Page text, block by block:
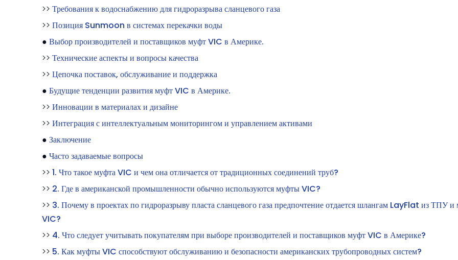
>> Требования к водоснабжению для гидроразрыва сланцевого газа
>> Позиция Sunmoon в системах перекачки воды
● Выбор производителей и поставщиков муфт VIC в Америке.
>> Технические аспекты и вопросы качества
>> Цепочка поставок, обслуживание и поддержка
● Будущие тенденции развития муфт VIC в Америке.
>> Инновации в материалах и дизайне
>> Интеграция с интеллектуальным мониторингом и управлением активами
● Заключение
● Часто задаваемые вопросы
>> 1. Что такое муфта VIC и чем она отличается от традиционных соединений труб?
>> 2. Где в американской промышленности обычно используются муфты VIC?
>> 3. Почему в проектах по гидроразрыву пласта сланцевого газа предпочтение отдается шлангам LayFlat из ТПУ
VIC?
>> 4. Что следует учитывать покупателям при выборе производителей и поставщиков муфт VIC в Америке?
>> 5. Как муфты VIC способствуют обслуживанию и безопасности американских трубопроводных систем?